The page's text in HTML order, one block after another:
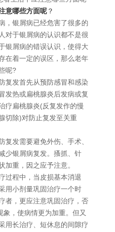
意哪些方面呢 ？
银屑病已经危害了很多的
对于银屑病的认识都不是很
银屑病的错误认识，使得大
在着一定的误区，那么老年
呢?
发首先从预防感冒和感染
发热或扁桃腺炎后发病或复
疗扁桃腺炎(反复发作的慢
切除)对防止复发至关重
发需要避免外伤、手术、
少银屑病复发。搔抓、针
加重，因之应予注意。
程中，当皮损基本消退
用小剂量巩固治疗一个时
者，更应注意巩固治疗，否
象，使病情更为加重。但又
用长治疗、短休息的间隙疗